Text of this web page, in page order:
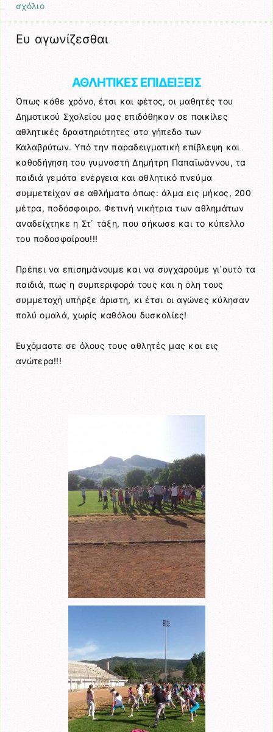
σχόλιο
Ευ αγωνίζεσθαι
ΑΘΛΗΤΙΚΕΣ ΕΠΙΔΕΙΞΕΙΣ
Όπως κάθε χρόνο, έτσι και φέτος, οι μαθητές του
Δημοτικού Σχολείου μας επιδόθηκαν σε ποικίλες
αθλητικές δραστηριότητες στο γήπεδο των
Καλαβρύτων. Υπό την παραδειγματική επίβλεψη και
καθοδήγηση του γυμναστή Δημήτρη Παπαϊωάννου, τα
παιδιά γεμάτα ενέργεια και αθλητικό πνεύμα
συμμετείχαν σε αθλήματα όπως: άλμα εις μήκος, 200
μέτρα, ποδόσφαιρο. Φετινή νικήτρια των αθλημάτων
αναδείχτηκε η Στ΄ τάξη, που σήκωσε και το κύπελλο
του ποδοσφαίρου!!!
Πρέπει να επισημάνουμε και να συγχαρούμε γι΄αυτό τα
παιδιά, πως η συμπεριφορά τους και η όλη τους
συμμετοχή υπήρξε άριστη, κι έτσι οι αγώνες κύλησαν
πολύ ομαλά, χωρίς καθόλου δυσκολίες!
Ευχόμαστε σε όλους τους αθλητές μας και εις
ανώτερα!!!